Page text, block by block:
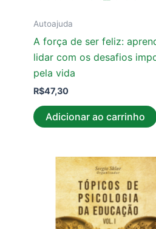
Autoajuda
A força de ser feliz:
lidar com os desafios
pela vida
R$47,30
Adicionar ao carrinho